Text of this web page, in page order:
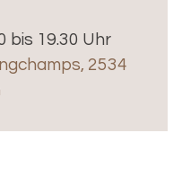
bis 19.30 Uhr
2534